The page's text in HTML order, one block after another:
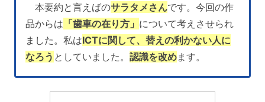
本要約と言えばのサラタメさんです。今回の作
品からは 「歯車の在り方」 について考えさせられ
ました。私はICTに関して、替えの利かない人に
なろう としていました。認識を改めます。